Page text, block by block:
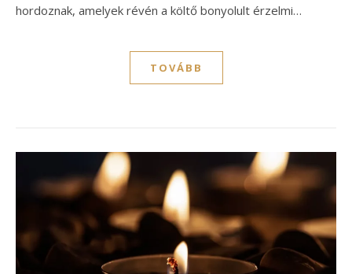
hordoznak, amelyek révén a költő bonyolult érzelmi…
TOVÁBB